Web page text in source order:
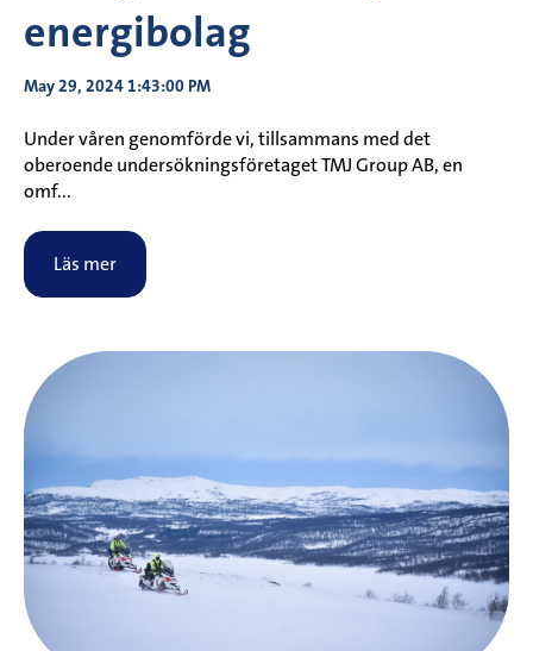
energibolag
May 29, 2024 1:43:00 PM
Under våren genomförde vi, tillsammans med det
oberoende undersökningsföretaget TMJ Group AB, en
omf...
Läs mer